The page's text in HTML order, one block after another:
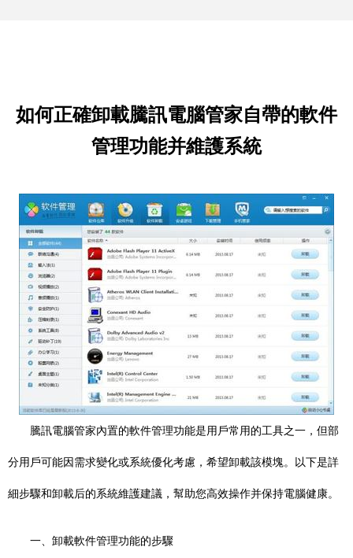
如何正確卸載騰訊電腦管家自帶的軟件
管理功能并維護系統
騰訊電腦管家內置的軟件管理功能是用戶常用的工具之一，但部
分用戶可能因需求變化或系統優化考慮，希望卸載該模塊。以下是詳
細步驟和卸載后的系統維護建議，幫助您高效操作并保持電腦健康。
一、卸載軟件管理功能的步驟